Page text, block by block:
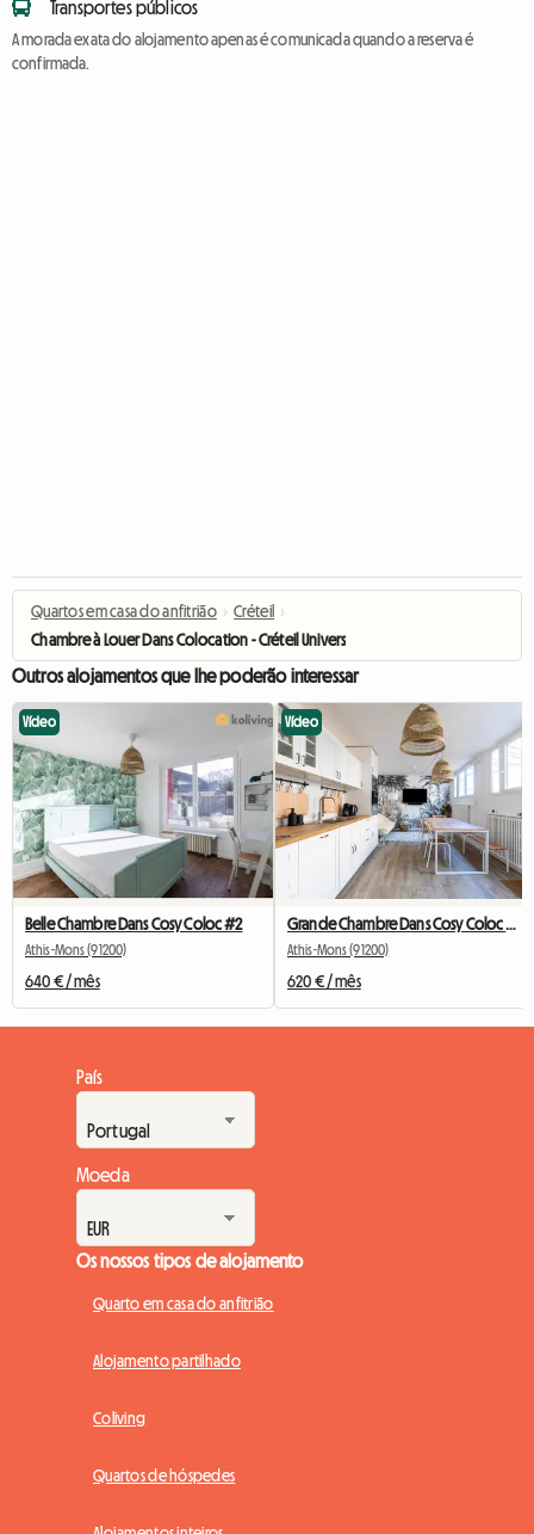
Transportes públicos
A morada exata do alojamento apenas é comunicada quando a reserva é
confirmada.
Quartos em casa do anfitrião › Créteil ›
Chambre à Louer Dans Colocation - Créteil Université
Outros alojamentos que lhe poderão interessar
Vídeo
Belle Chambre Dans Cosy Coloc #2
Athis-Mons (91200)
640 € / mês
Vídeo
Athis-Mons (91200)
620 € / mês
País
Moeda
Os nossos tipos de alojamento
Quarto em casa do anfitrião
Alojamento partilhado
Coliving
Quartos de hóspedes